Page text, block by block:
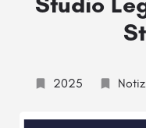
2025